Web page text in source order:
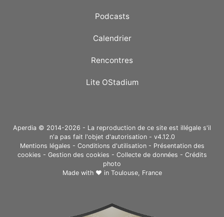
Podcasts
Calendrier
Rencontres
Lite OStadium
Aperdia © 2014-2026 - La reproduction de ce site est illégale s'il
n'a pas fait l'objet d'autorisation - v4.12.0
Mentions légales - Conditions d'utilisation- Présentation des
cookies - Gestion des cookies - Collecte de données - Crédits
photo
Made with ❤ in Toulouse, France